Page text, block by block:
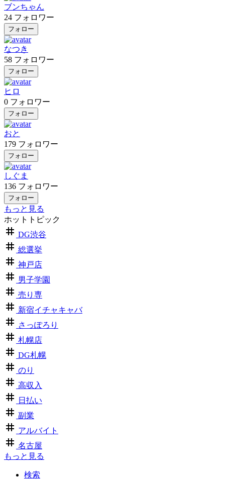
ブンちゃん
24 フォロワー
フォロー
なつき
58 フォロワー
フォロー
ヒロ
0 フォロワー
フォロー
おと
179 フォロワー
フォロー
しぐま
136 フォロワー
フォロー
もっと見る
ホットトピック
DG渋谷
総選挙
神戸店
男子学園
売り専
新宿イチャキャバ
さっぽろり
札幌店
DG札幌
のり
高収入
日払い
副業
アルバイト
名古屋
もっと見る
検索